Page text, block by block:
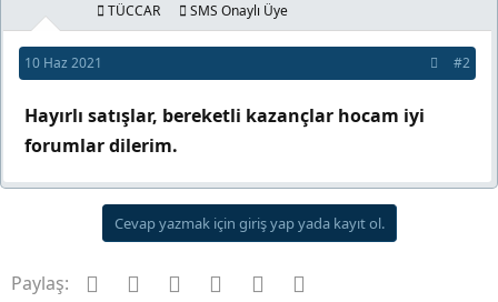
TÜCCAR
SMS Onaylı Üye
10 Haz 2021 #2
Hayırlı satışlar, bereketli kazançlar hocam iyi
forumlar dilerim.
Cevap yazmak için giriş yap yada kayıt ol.
Paylaş: Facebook
Twitter Pinterest
Tumblr WhatsApp